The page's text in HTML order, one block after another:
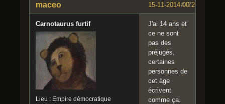
#47
15-11-2014 00:29:46
maceo
Carnotaurus furtif
Lieu : Empire démocratique
J'ai 14 ans et
ce ne sont
pas des
préjugés,
certaines
personnes de
cet àge
écrivent
comme ça.